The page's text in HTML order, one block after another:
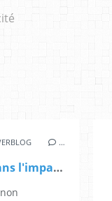
…
La non prolifération dans l'impasse (2), par Georges Le Guelte